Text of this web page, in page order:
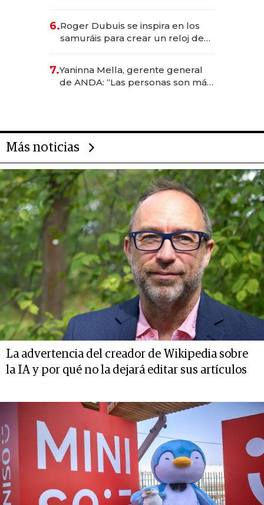
6.Roger Dubuis se inspira en los
samuráis para crear un reloj de
7.Yaninna Mella, gerente general
de ANDA: “Las personas son más
Más noticias
La advertencia del creador de Wikipedia sobre
la IA y por qué no la dejará editar sus artículos